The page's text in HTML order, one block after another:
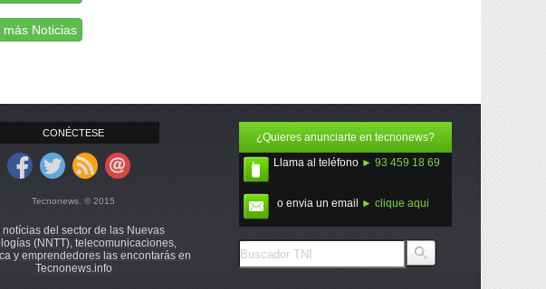
más Noticias
CONÉCTESE
Tecnonews. © 2015
notícias del sector de las Nuevas
(NNTT), telecomunicaciones,
y emprendedores las encontarás en
Tecnonews.info
¿Quieres anunciarte en tecnonews?
Llama al teléfono ► 93 459 18 69
o envia un email ► clique aqui